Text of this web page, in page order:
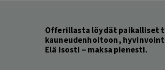
Offerillasta löydät
kauneudenhoitoon,
Elä isosti – maksa pienesti.